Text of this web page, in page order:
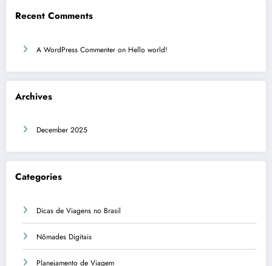
Recent Comments
A WordPress Commenter on Hello world!
Archives
December 2025
Categories
Dicas de Viagens no Brasil
Nômades Digitais
Planejamento de Viagem